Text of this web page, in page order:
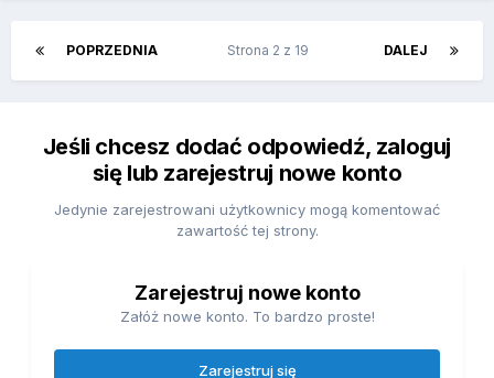
POPRZEDNIA DALEJ
Strona 2 z 19
Jeśli chcesz dodać odpowiedź, zaloguj
się lub zarejestruj nowe konto
Jedynie zarejestrowani użytkownicy mogą komentować
zawartość tej strony.
Zarejestruj nowe konto
Załóż nowe konto. To bardzo proste!
Zarejestruj się